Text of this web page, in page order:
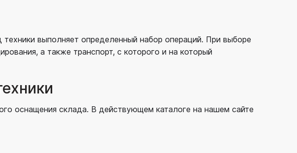
выполняет определенный набор операций. При выборе
а также транспорт, с которого и на который
оснащения склада. В действующем каталоге на нашем сайте